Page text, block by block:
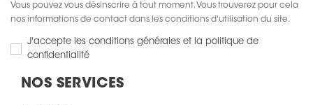
Vous pouvez vous désinscrire à tout moment. Vous trouverez pour cela
nos informations de contact dans les conditions d'utilisation du site.
J'accepte les conditions générales et la politique de
confidentialité
NOS SERVICES